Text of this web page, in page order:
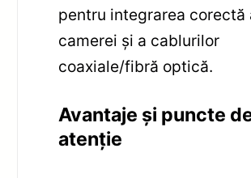
pentru integrarea corectă
camerei și a cablurilor
coaxiale/fibră optică.
Avantaje și puncte
atenție